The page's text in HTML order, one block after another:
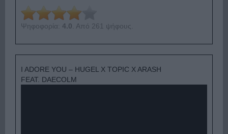
Ψηφοφορία: 4.0 . Από 261 ψήφους.
I ADORE YOU – HUGEL X TOPIC X ARASH
FEAT. DAECOLM